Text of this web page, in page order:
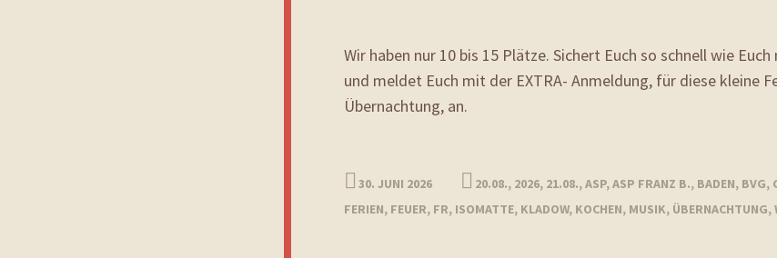
Wir haben nur 10 bis 15 Plätze. Sichert Euch so schnell wie
und meldet Euch mit der EXTRA- Anmeldung, für diese kleine
Übernachtung, an.
30. JUNI 2026 20.08., 2026, 21.08.,ASP,ASP FRANZ B., BADEN, BVG,
FERIEN, FEUER, FR, ISOMATTE, KLADOW, KOCHEN, MUSIK, ÜBERNACHTUNG,